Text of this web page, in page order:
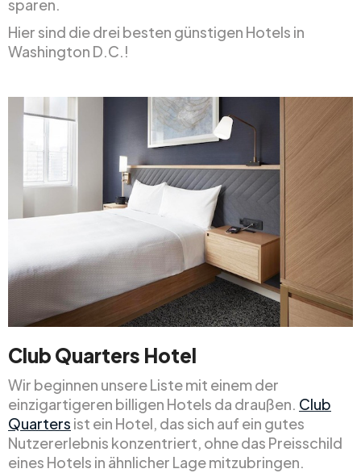
sparen.
Hier sind die drei besten günstigen Hotels in
Washington D.C.!
Club Quarters Hotel
Wir beginnen unsere Liste mit einem der
einzigartigeren billigen Hotels da draußen. Club
Quarters ist ein Hotel, das sich auf ein gutes
Nutzererlebnis konzentriert, ohne das Preisschild
eines Hotels in ähnlicher Lage mitzubringen.